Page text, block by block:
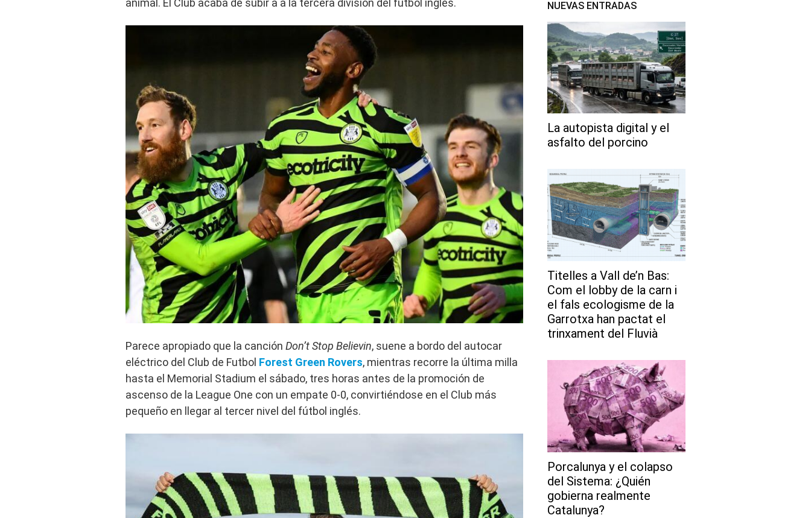
animal. El Club acaba de subir a a la tercera división del fútbol inglés.
Parece apropiado que la canción Don’t Stop Believin, suene a bordo del autocar
eléctrico del Club de Futbol Forest Green Rovers, mientras recorre la última milla
hasta el Memorial Stadium el sábado, tres horas antes de la promoción de
ascenso de la League One con un empate 0-0, convirtiéndose en el Club más
pequeño en llegar al tercer nivel del fútbol inglés.
NUEVAS ENTRADAS
La autopista digital y el
asfalto del porcino
Titelles a Vall de’n Bas:
Com el lobby de la carn i
el fals ecologisme de la
Garrotxa han pactat el
trinxament del Fluvià
Porcalunya y el colapso
del Sistema: ¿Quién
gobierna realmente
Catalunya?